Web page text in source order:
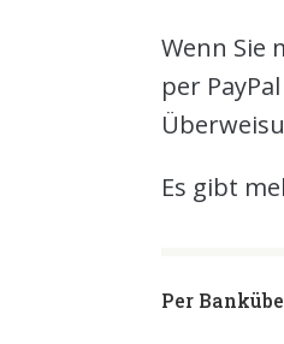
Wenn Sie
per
Es gibt
Per